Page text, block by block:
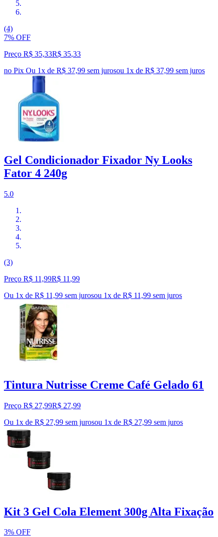
(4)
7% OFF
Preço R$ 35,33R$ 35,33
no Pix Ou 1x de R$ 37,99 sem jurosou 1x de R$ 37,99 sem juros
Gel Condicionador Fixador Ny Looks
Fator 4 240g
5.0
(3)
Preço R$ 11,99R$ 11 ,99
Ou 1x de R$ 11,99 sem jurosou 1x de R$ 11,99 sem juros
Tintura Nutrisse Creme Café Gelado 61
Preço R$ 27,99R$ 27,99
Ou 1x de R$ 27,99 sem jurosou 1x de R$ 27,99 sem juros
Kit 3 Gel Cola Element 300g Alta Fixação
3% OFF